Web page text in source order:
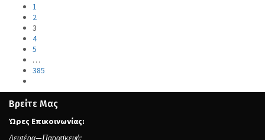
1
2
3
4
5
…
385
Βρείτε Μας
Ώρες Επικοινωνίας:
Δευτέρα—Παρασκευή: